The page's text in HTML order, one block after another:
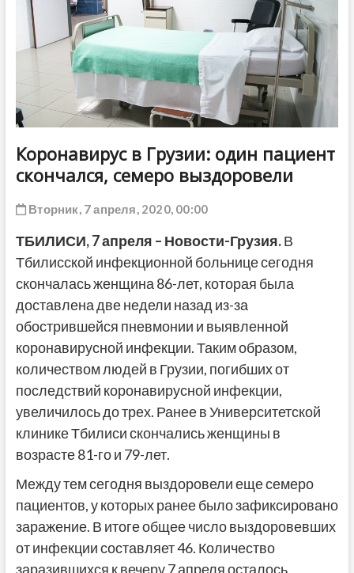
Коронавирус в Грузии: один пациент
скончался, семеро выздоровели
Вторник, 7 апреля, 2020, 00:00
ТБИЛИСИ,7 апреля – Новости-Грузия.В
Тбилисской инфекционной больнице сегодня
скончалась женщина 86-лет, которая была
доставлена две недели назад из-за
обострившейся пневмонии и выявленной
коронавирусной инфекции. Таким образом,
количеством людей в Грузии, погибших от
последствий коронавирусной инфекции,
увеличилось до трех. Ранее в Университетской
клинике Тбилиси скончались женщины в
возрасте 81-го и 79-лет.
Между тем сегодня выздоровели еще семеро
пациентов, у которых ранее было зафиксировано
заражение. В итоге общее число выздоровевших
от инфекции составляет 46. Количество
заразившихся к вечеру 7 апреля осталось